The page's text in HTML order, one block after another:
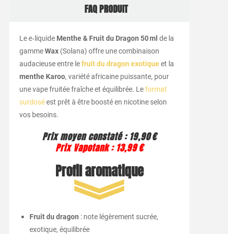
FAQ PRODUIT
Le e‑liquide Menthe & Fruit du Dragon 50 ml de la
gammeWax(Solana) offre une combinaison
audacieuse entre lefruit du dragon exotiqueet la
menthe Karoo, variété africaine puissante, pour
une vape fruitée fraîche et équilibrée. Leformat
surdoséest prêt à être boosté en nicotine selon
vos besoins.
Prix moyen constaté: 19,90 €
Prix Vapotank: 13,99 €
Profil aromatique
Fruit du dragon : note légèrement sucrée,
exotique, équilibrée